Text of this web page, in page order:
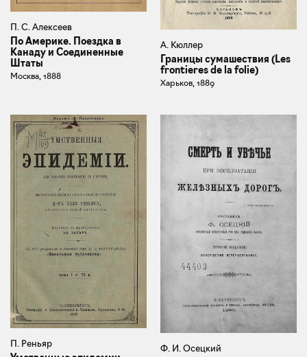
П. С. Алексеев
По Америке. Поездка в
Канаду и Соединенные
Штаты
Москва, 1888
А. Кюллер
Границы сумашествия (Les
frontieres de la folie)
Харьков, 1889
П. Реньяр Ф. И. Осецкий